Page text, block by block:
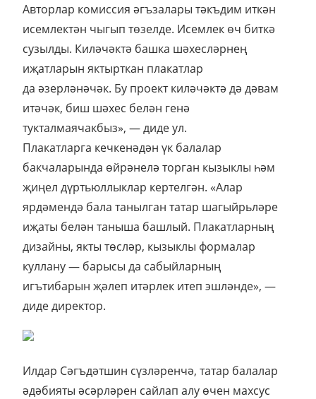
Авторлар комиссия әгъзалары тәкъдим иткән
исемлектән чыгып төзелде. Исемлек өч биткә
сузылды. Киләчәктә башка шәхесләрнең
иҗатларын яктырткан плакатлар
да әзерләнәчәк. Бу проект киләчәктә дә дәвам
итәчәк, биш шәхес белән генә
тукталмаячакбыз», — диде ул.
Плакатларга кечкенәдән үк балалар
бакчаларында өйрәнелә торган кызыклы һәм
җиңел дүртьюллыклар кертелгән. «Алар
ярдәмендә бала танылган татар шагыйрьләре
иҗаты белән таныша башлый. Плакатларның
дизайны, якты төсләр, кызыклы формалар
куллану — барысы да сабыйларның
игътибарын җәлеп итәрлек итеп эшләнде», —
диде директор.
Илдар Сәгъдәтшин сүзләренчә, татар балалар
әдәбияты әсәрләрен сайлап алу өчен махсус